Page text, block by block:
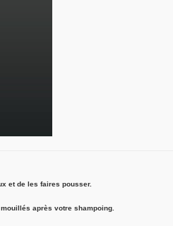
et de les faires pousser.
après votre shampoing.